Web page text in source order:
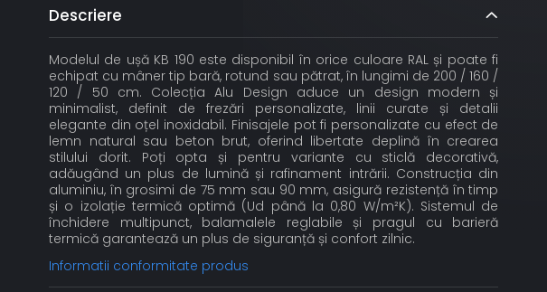
Descriere
Modelul de ușă KB 190 este disponibil în orice culoare RAL și poate fi
echipat cu mâner tip bară, rotund sau pătrat, în lungimi de 200 / 160 /
120 / 50 cm. Colecția Alu Design aduce un design modern și
minimalist, definit de frezări personalizate, linii curate și detalii
elegante din oțel inoxidabil. Finisajele pot fi personalizate cu efect de
lemn natural sau beton brut, oferind libertate deplină în crearea
stilului dorit. Poți opta și pentru variante cu sticlă decorativă,
adăugând un plus de lumină și rafinament intrării. Construcția din
aluminiu, în grosimi de 75 mm sau 90 mm, asigură rezistență în timp
și o izolație termică optimă (Ud până la 0,80 W/m²K). Sistemul de
închidere multipunct, balamalele reglabile și pragul cu barieră
termică garantează un plus de siguranță și confort zilnic.
Informatii conformitate produs